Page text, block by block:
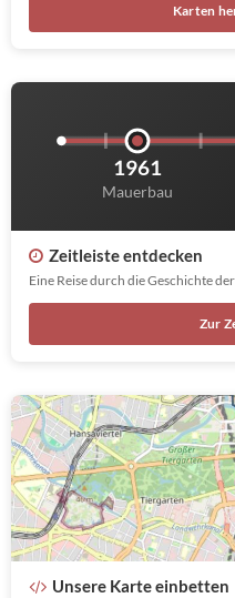
Karten
1961
Mauerbau
Zeitleiste entdecken
Eine Reise durch die Geschichte
Zur
Unsere Karte einbetten